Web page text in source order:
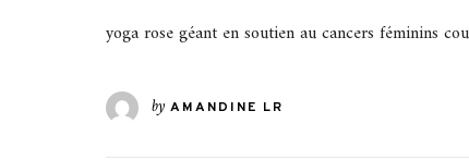
yoga rose géant en soutien au cancers féminins
by AMANDINE LR